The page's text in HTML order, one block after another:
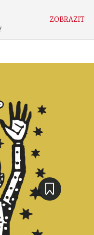
ZOBRAZIT